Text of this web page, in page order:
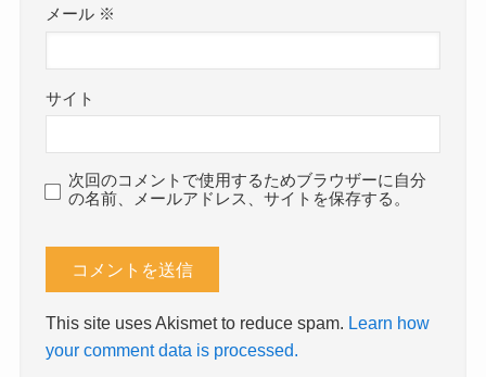
メール ※
サイト
次回のコメントで使用するためブラウザーに自分
の名前、メールアドレス、サイトを保存する。
This site uses Akismet to reduce spam. Learn how
your comment data is processed.